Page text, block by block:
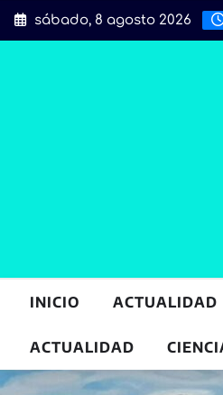
Saltar
al
sábado, 8 agosto 2026
INICIO ACTUALIDAD
ACTUALIDAD